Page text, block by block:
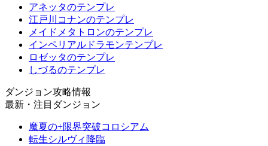
アネッタのテンプレ
江戸川コナンのテンプレ
メイドメタトロンのテンプレ
インペリアルドラモンテンプレ
ロゼッタのテンプレ
しづるのテンプレ
ダンジョン攻略情報
最新・注目ダンジョン
魔夏の+限界突破コロシアム
転生シルヴィ降臨